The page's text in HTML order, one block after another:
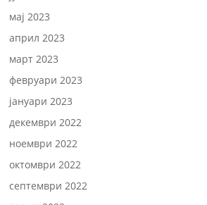
мај 2023
април 2023
март 2023
февруари 2023
јануари 2023
декември 2022
ноември 2022
октомври 2022
септември 2022